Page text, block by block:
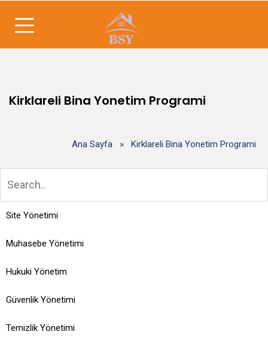
Kirklareli Bina Yonetim Programi
Ana Sayfa » Kirklareli Bina Yonetim Programi
Site Yönetimi
Muhasebe Yönetimi
Hukuki Yönetim
Güvenlik Yönetimi
Temizlik Yönetimi